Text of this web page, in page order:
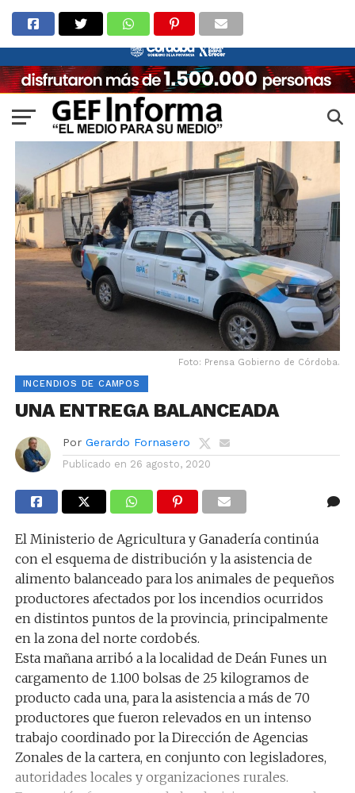
Foto: Prensa Gobierno de Córdoba.
INCENDIOS DE CAMPOS
UNA ENTREGA BALANCEADA
Por Gerardo Fornasero
Publicado en 26 agosto, 2020
El Ministerio de Agricultura y Ganadería continúa
con el esquema de distribución y la asistencia de
alimento balanceado para los animales de pequeños
productores afectados por los incendios ocurridos
en distintos puntos de la provincia, principalmente
en la zona del norte cordobés.
Esta mañana arribó a la localidad de Deán Funes un
cargamento de 1.100 bolsas de 25 kilogramos de
producto cada una, para la asistencia a más de 70
productores que fueron relevados en un intenso
trabajo coordinado por la Dirección de Agencias
Zonales de la cartera, en conjunto con legisladores,
autoridades locales y organizaciones rurales.